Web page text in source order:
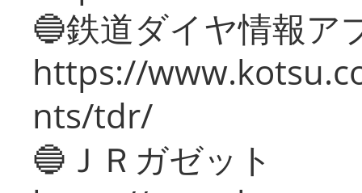
🔵鉄道ダイヤ情報ア
https://
nts/tdr/
🔵ＪＲガゼット